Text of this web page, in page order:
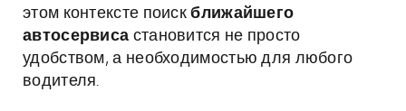
этом контексте поискближайшего
автосервиса становится не просто
удобством, а необходимостью для любого
водителя.